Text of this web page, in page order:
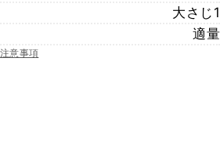
大さじ1
適量
意事項